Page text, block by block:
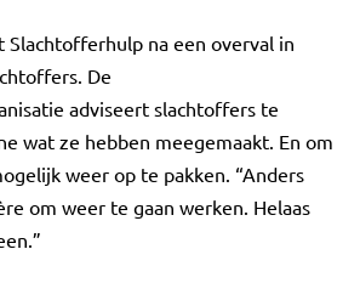
na een overval in
De
adviseert slachtoffers te
wat ze hebben meegemaakt. En om
weer op te pakken. “Anders
om weer te gaan werken. Helaas